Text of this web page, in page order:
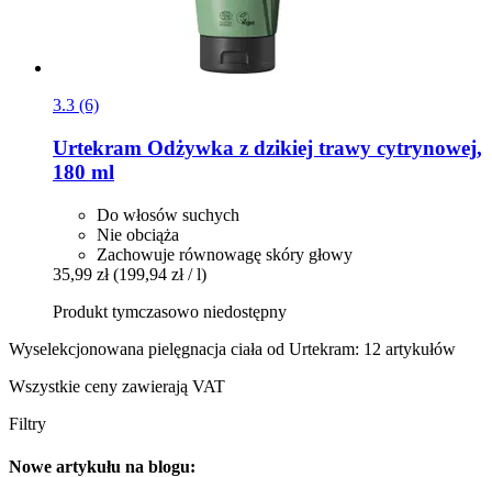
3.3 (6)
Urtekram Odżywka z dzikiej trawy cytrynowej,
180 ml
Do włosów suchych
Nie obciąża
Zachowuje równowagę skóry głowy
35,99 zł (199,94 zł / l)
Produkt tymczasowo niedostępny
Wyselekcjonowana pielęgnacja ciała od Urtekram: 12 artykułów
Wszystkie ceny zawierają VAT
Filtry
Nowe artykułu na blogu: